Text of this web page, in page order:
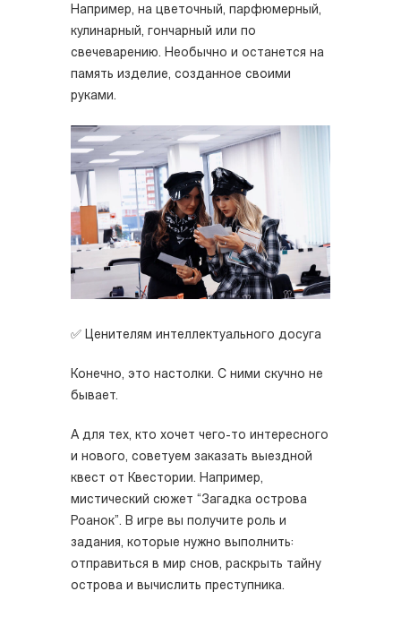
Например, на цветочный, парфюмерный,
кулинарный, гончарный или по
свечеварению. Необычно и останется на
память изделие, созданное своими
руками.
✅ Ценителям интеллектуального досуга
Конечно, это настолки. С ними скучно не
бывает.
А для тех, кто хочет чего-то интересного
и нового, советуем заказать выездной
квест от Квестории. Например,
мистический сюжет “Загадка острова
Роанок”. В игре вы получите роль и
задания, которые нужно выполнить:
отправиться в мир снов, раскрыть тайну
острова и вычислить преступника.